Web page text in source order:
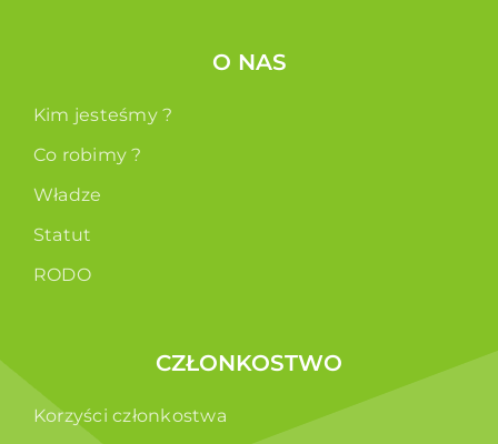
O NAS
Kim jesteśmy ?
Co robimy ?
Władze
Statut
RODO
CZŁONKOSTWO
Korzyści członkostwa